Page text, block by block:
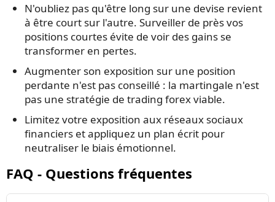
N'oubliez pas qu'être long sur une devise revient
à être court sur l'autre. Surveiller de près vos
positions courtes évite de voir des gains se
transformer en pertes.
Augmenter son exposition sur une position
perdante n'est pas conseillé : la martingale n'est
pas une stratégie de trading forex viable.
Limitez votre exposition aux réseaux sociaux
financiers et appliquez un plan écrit pour
neutraliser le biais émotionnel.
FAQ - Questions fréquentes